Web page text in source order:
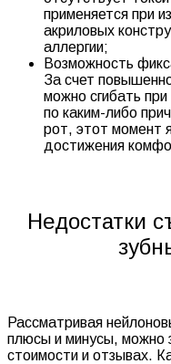
применяется при
акриловых
аллергии;
Возможность
За счет
можно сгибать
по каким-либо
рот, этот момент
достижения
Недостатки
Рассматривая
плюсы и минусы, можно
стоимости и отзывах.